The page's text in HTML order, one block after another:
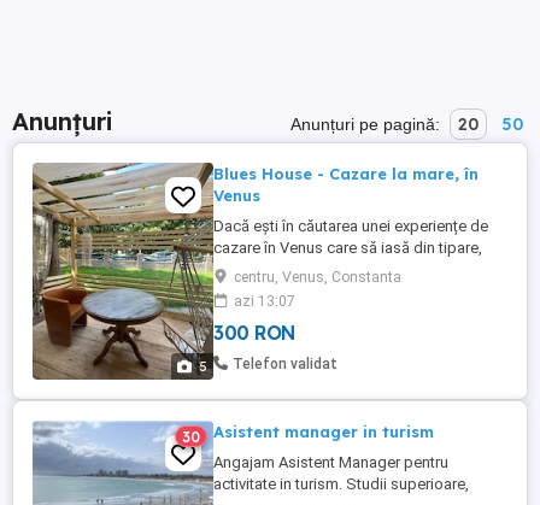
Anunțuri Anunțuri pe pagină: 20 50
5
Blues House - Cazare la mare, în
Venus
Dacă ești în căutarea unei experiențe de
cazare în Venus care să iasă din tipare,
Blues House este destinația ideală.
Suntem o Pensiune intimă, apreciată de
oaspeți cu nota 9.9 pe Booking.com,
oferind o alternativă relaxată și plină de
personalitate la hotelurile clasice. Situată
centru, Venus, Constanta
azi 13:07
300 RON
Telefon validat
30 Asistent manager in turism
Angajam Asistent Manager pentru
activitate in turism. Studii superioare,